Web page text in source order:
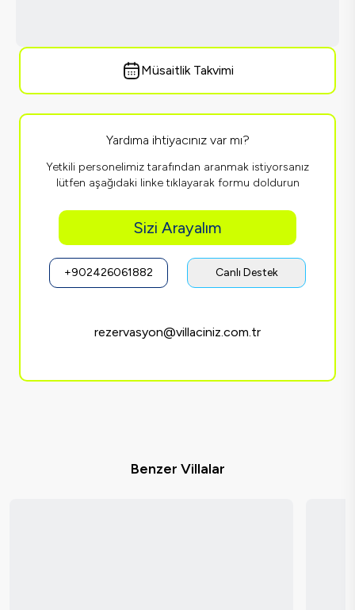
Müsaitlik Takvimi
Yardıma ihtiyacınız var mı?
Yetkili personelimiz tarafından aranmak istiyorsanız
lütfen aşağıdaki linke tıklayarak formu doldurun
Sizi Arayalım
+902426061882 Canlı Destek
rezervasyon@villaciniz.com.tr
Benzer Villalar